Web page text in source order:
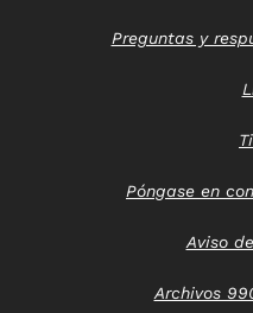
Preguntas y
Póngase en
Aviso
Archivos